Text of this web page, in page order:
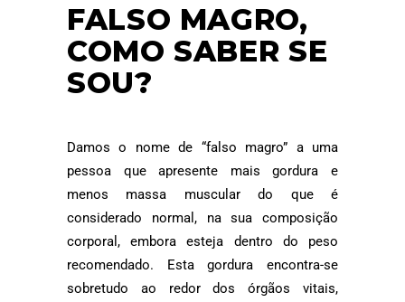
FALSO MAGRO,
COMO SABER SE
SOU?
Damos o nome de “falso magro” a uma
pessoa que apresente mais gordura e
menos massa muscular do que é
considerado normal, na sua composição
corporal, embora esteja dentro do peso
recomendado. Esta gordura encontra-se
sobretudo ao redor dos órgãos vitais,